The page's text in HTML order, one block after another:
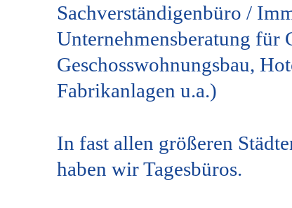
Sachverständigenbüro /
Unternehmensberatung für
Geschosswohnungsbau,
Fabrikanlagen u.a.)
In fast allen größeren
haben wir Tagesbüros.